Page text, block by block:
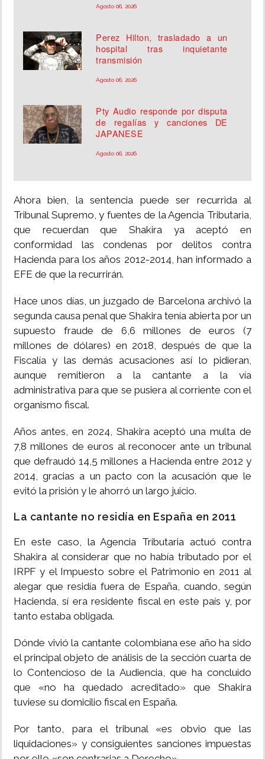
Agosto 06, 2026
Perez Hilton, trasladado a un
hospital tras inquietante
transmisión
Agosto 06, 2026
Pty Audio responde por disputa
de regalías y canciones DE
JAPANESE
Agosto 06, 2026
Ahora bien, la sentencia puede ser recurrida al
Tribunal Supremo, y fuentes de la Agencia Tributaria,
que recuerdan que Shakira ya aceptó en
conformidad las condenas por delitos contra
Hacienda para los años 2012-2014, han informado a
EFE de que la recurrirán.
Hace unos días, un juzgado de Barcelona archivó la
segunda causa penal que Shakira tenía abierta por un
supuesto fraude de 6,6 millones de euros (7
millones de dólares) en 2018, después de que la
Fiscalía y las demás acusaciones así lo pidieran,
aunque remitieron a la cantante a la vía
administrativa para que se pusiera al corriente con el
organismo fiscal.
Años antes, en 2024, Shakira aceptó una multa de
7,8 millones de euros al reconocer ante un tribunal
que defraudó 14,5 millones a Hacienda entre 2012 y
2014, gracias a un pacto con la acusación que le
evitó la prisión y le ahorró un largo juicio.
La cantante no residía en España en 2011
En este caso, la Agencia Tributaria actuó contra
Shakira al considerar que no había tributado por el
IRPF y el Impuesto sobre el Patrimonio en 2011 al
alegar que residía fuera de España, cuando, según
Hacienda, sí era residente fiscal en este país y, por
tanto estaba obligada.
Dónde vivió la cantante colombiana ese año ha sido
el principal objeto de análisis de la sección cuarta de
lo Contencioso de la Audiencia, que ha concluido
que «no ha quedado acreditado» que Shakira
tuviese su domicilio fiscal en España.
Por tanto, para el tribunal «es obvio que las
liquidaciones» y consiguientes sanciones impuestas